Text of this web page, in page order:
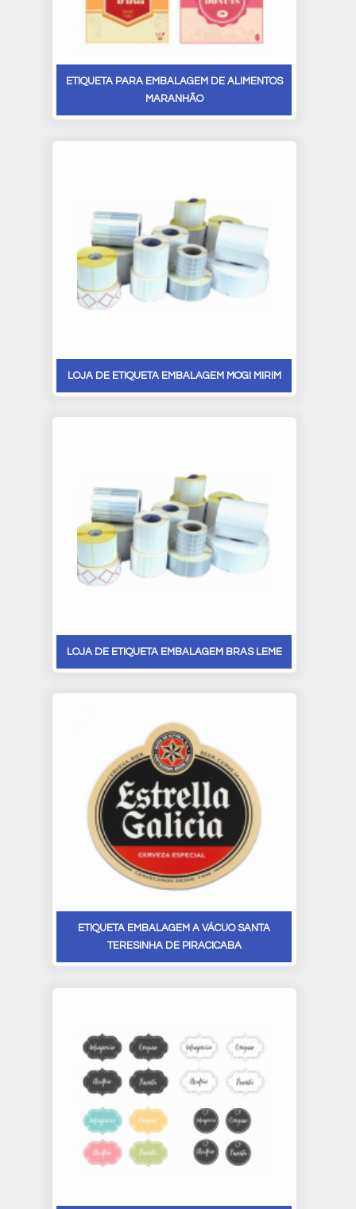
ETIQUETA PARA EMBALAGEM DE ALIMENTOS
MARANHÃO
LOJA DE ETIQUETA EMBALAGEM MOGI MIRIM
LOJA DE ETIQUETA EMBALAGEM BRAS LEME
ETIQUETA EMBALAGEM A VÁCUO SANTA
TERESINHA DE PIRACICABA